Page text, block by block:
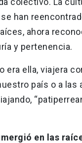
han
ahora
y pertenencia.
era ella, viajera
país o a las
en las